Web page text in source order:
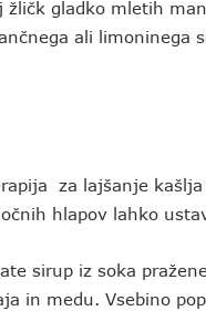
žličk gladko mletih
ali limoninega
za lajšanje
hlapov lahko
sirup iz soka
in medu. Vsebino